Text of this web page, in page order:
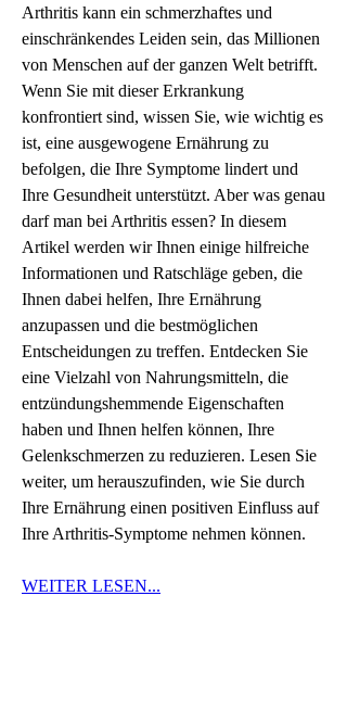
Arthritis kann ein schmerzhaftes und
einschränkendes Leiden sein, das Millionen
von Menschen auf der ganzen Welt betrifft.
Wenn Sie mit dieser Erkrankung
konfrontiert sind, wissen Sie, wie wichtig es
ist, eine ausgewogene Ernährung zu
befolgen, die Ihre Symptome lindert und
Ihre Gesundheit unterstützt. Aber was genau
darf man bei Arthritis essen? In diesem
Artikel werden wir Ihnen einige hilfreiche
Informationen und Ratschläge geben, die
Ihnen dabei helfen, Ihre Ernährung
anzupassen und die bestmöglichen
Entscheidungen zu treffen. Entdecken Sie
eine Vielzahl von Nahrungsmitteln, die
entzündungshemmende Eigenschaften
haben und Ihnen helfen können, Ihre
Gelenkschmerzen zu reduzieren. Lesen Sie
weiter, um herauszufinden, wie Sie durch
Ihre Ernährung einen positiven Einfluss auf
Ihre Arthritis-Symptome nehmen können.
WEITER LESEN...